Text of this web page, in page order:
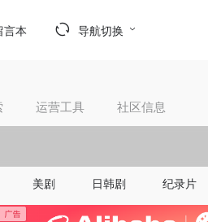
言本 导航切换
运营工具 社区信息
美剧 日韩剧 纪录片